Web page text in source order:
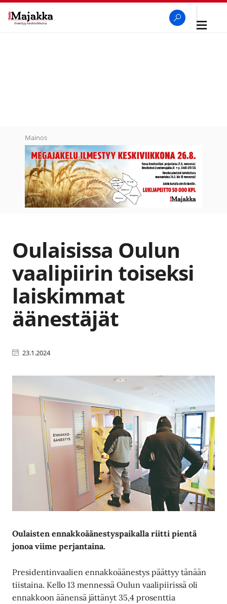
Avaa
Mainos
Oulaisissa Oulun
vaalipiirin toiseksi
laiskimmat
äänestäjät
23.1.2024
Oulaisten ennakkoäänestyspaikalla riitti pientä
jonoa viime perjantaina.
Presidentinvaalien ennakkoäänestys päättyy tänään
tiistaina. Kello 13 mennessä Oulun vaalipiirissä oli
ennakkoon äänensä jättänyt 35,4 prosenttia